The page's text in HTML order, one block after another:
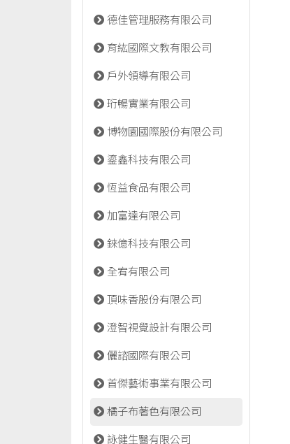
德佳管理服務有限公司
育紘國際文教有限公司
戶外領導有限公司
珩暢實業有限公司
博物園國際股份有限公司
鎏鑫科技有限公司
恆益食品有限公司
加富達有限公司
錸億科技有限公司
全宥有限公司
頂味香股份有限公司
澄智視覺設計有限公司
儷諮國際有限公司
首傑藝術事業有限公司
橘子布著色有限公司
詠健生醫有限公司